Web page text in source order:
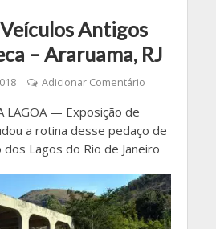
Antigos
– Araruama, RJ
Adicionar Comentário
LAGOA — Exposição de
a rotina desse pedaço de
Lagos do Rio de Janeiro